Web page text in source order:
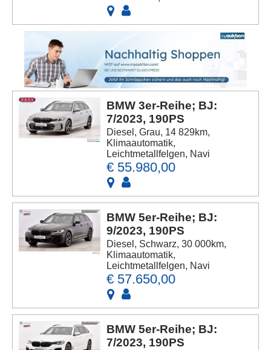
BMW 3er-Reihe; BJ:
7/2023, 190PS
Diesel, Grau, 14 829km,
Klimaautomatik,
Leichtmetallfelgen, Navi
€ 55.980,00
BMW 5er-Reihe; BJ:
9/2023, 190PS
Diesel, Schwarz, 30 000km,
Klimaautomatik,
Leichtmetallfelgen, Navi
€ 57.650,00
BMW 5er-Reihe; BJ:
7/2023, 190PS